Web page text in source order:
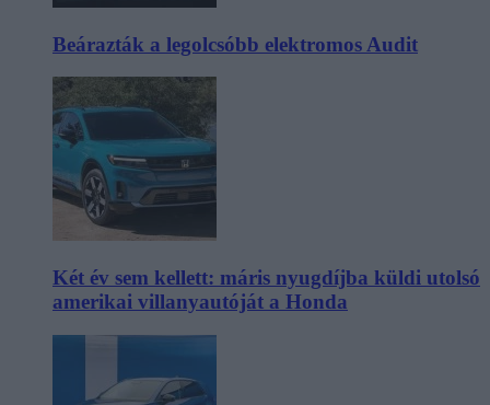
Beárazták a legolcsóbb elektromos Audit
Két év sem kellett: máris nyugdíjba küldi utolsó
amerikai villanyautóját a Honda